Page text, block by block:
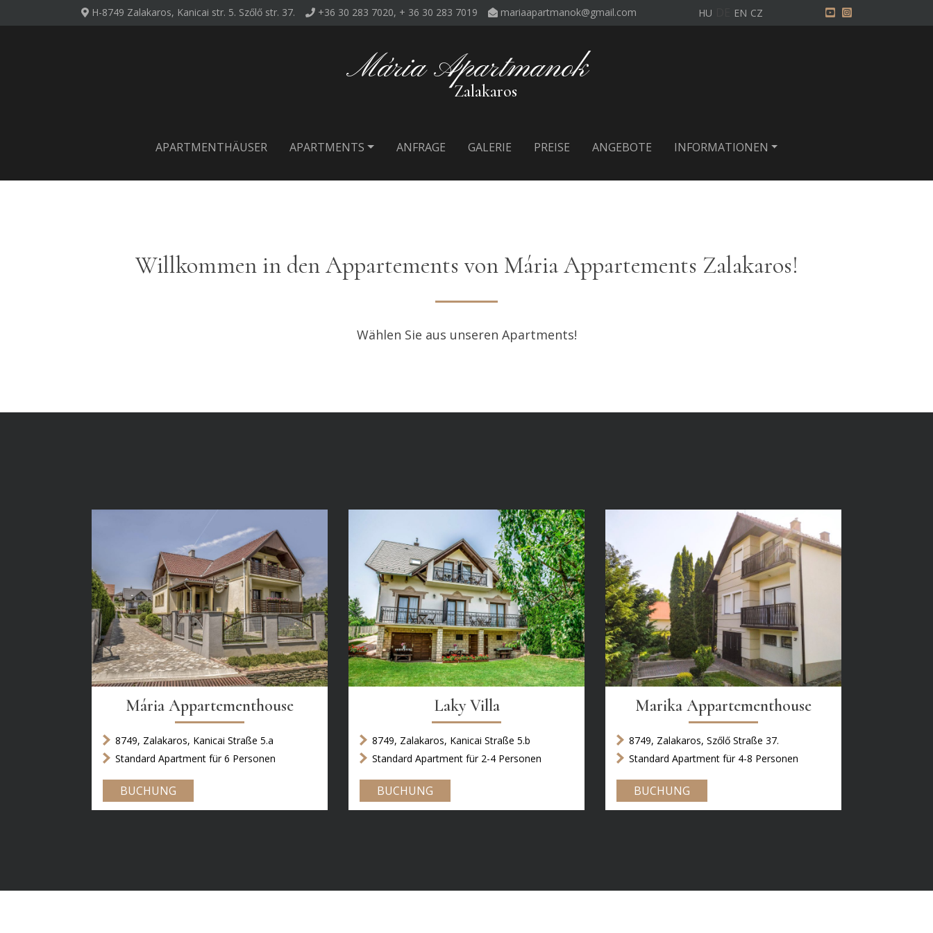
H-8749 Zalakaros, Kanicai str. 5. Szőlő str. 37. +36 30 283 7020, + 36 30 283 7019 mariaapartmanok@gmail.com HU EN CZ
Mária Apartmanok
Zalakaros
APARTMENTHÄUSER APARTMENTS ANFRAGE GALERIE PREISE ANGEBOTE INFORMATIONEN
Willkommen in den Appartements von Mária Appartements Zalakaros!
Wählen Sie aus unseren Apartments!
Mária Appartementhouse
8749, Zalakaros, Kanicai Straße 5.a
Standard Apartment für 6 Personen
BUCHUNG
Laky Villa
8749, Zalakaros, Kanicai Straße 5.b
Standard Apartment für 2-4 Personen
BUCHUNG
Marika Appartementhouse
8749, Zalakaros, Szőlő Straße 37.
Standard Apartment für 4-8 Personen
BUCHUNG